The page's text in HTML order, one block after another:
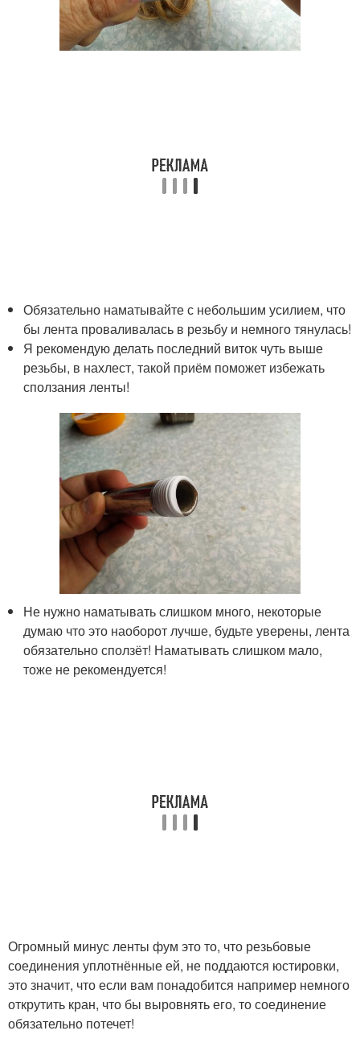
Обязательно наматывайте с небольшим усилием, что
бы лента проваливалась в резьбу и немного тянулась!
Я рекомендую делать последний виток чуть выше
резьбы, в нахлест, такой приём поможет избежать
сползания ленты!
Не нужно наматывать слишком много, некоторые
думаю что это наоборот лучше, будьте уверены, лента
обязательно сползёт! Наматывать слишком мало,
тоже не рекомендуется!
Огромный минус ленты фум это то, что резьбовые
соединения уплотнённые ей, не поддаются юстировки,
это значит, что если вам понадобится например немного
открутить кран, что бы выровнять его, то соединение
обязательно потечет!